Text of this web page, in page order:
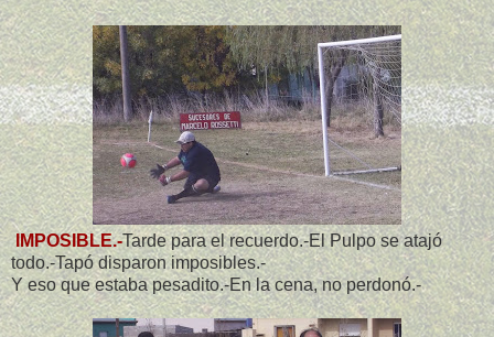
IMPOSIBLE.-Tarde para el recuerdo.-El Pulpo se atajó
todo.-Tapó disparon imposibles.-
Y eso que estaba pesadito.-En la cena, no perdonó.-